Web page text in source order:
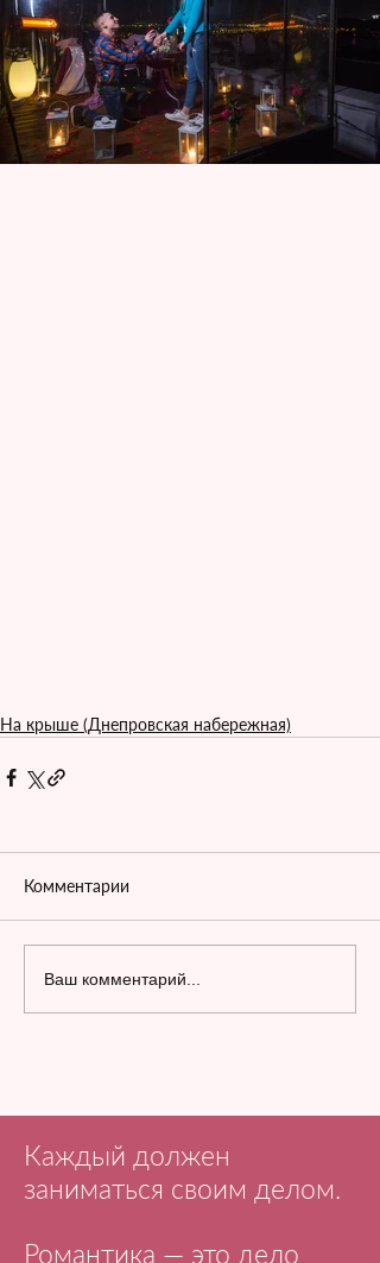
На крыше (Днепровская набережная)
Комментарии
Ваш комментарий...
Каждый должен
заниматься своим делом.
Романтика — это дело